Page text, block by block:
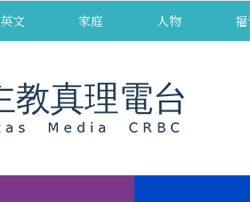
英文 家庭 人物